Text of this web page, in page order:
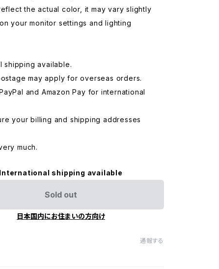
the actual color, it may vary slightly
your monitor settings and lighting
shipping available.
may apply for overseas orders.
and Amazon Pay for international
your billing and shipping addresses
much.
International shipping available
Sold out
日本国内にお住まいの方向け
通報する